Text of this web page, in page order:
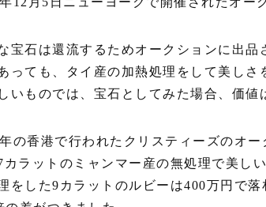
宝石は還流するためオークションに出
っても、タイ産の加熱処理をして美し
いものでは、宝石としてみた場合、価値
の香港で行われたクリスティーズのオ
カラットのミャンマー産の無処理で美し
をした9カラットのルビーは400万円で